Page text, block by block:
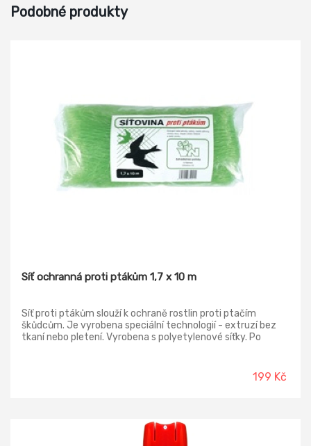
Podobné produkty
Síť ochranná proti ptákům 1,7 x 10 m
Síť proti ptákům slouží k ochraně rostlin proti ptačím
škůdcům. Je vyrobena speciální technologií - extruzí bez
tkaní nebo pletení. Vyrobena s polyetylenové síťky. Po
199 Kč